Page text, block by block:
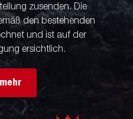
zusenden. Die
den bestehenden
und ist auf der
ersichtlich.